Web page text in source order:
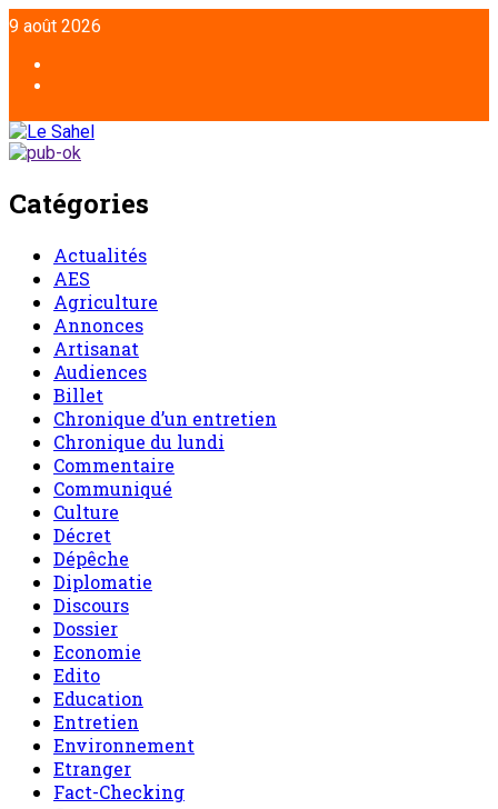
9 août 2026
Catégories
Actualités
AES
Agriculture
Annonces
Artisanat
Audiences
Billet
Chronique d’un entretien
Chronique du lundi
Commentaire
Communiqué
Culture
Décret
Dépêche
Diplomatie
Discours
Dossier
Economie
Edito
Education
Entretien
Environnement
Etranger
Fact-Checking